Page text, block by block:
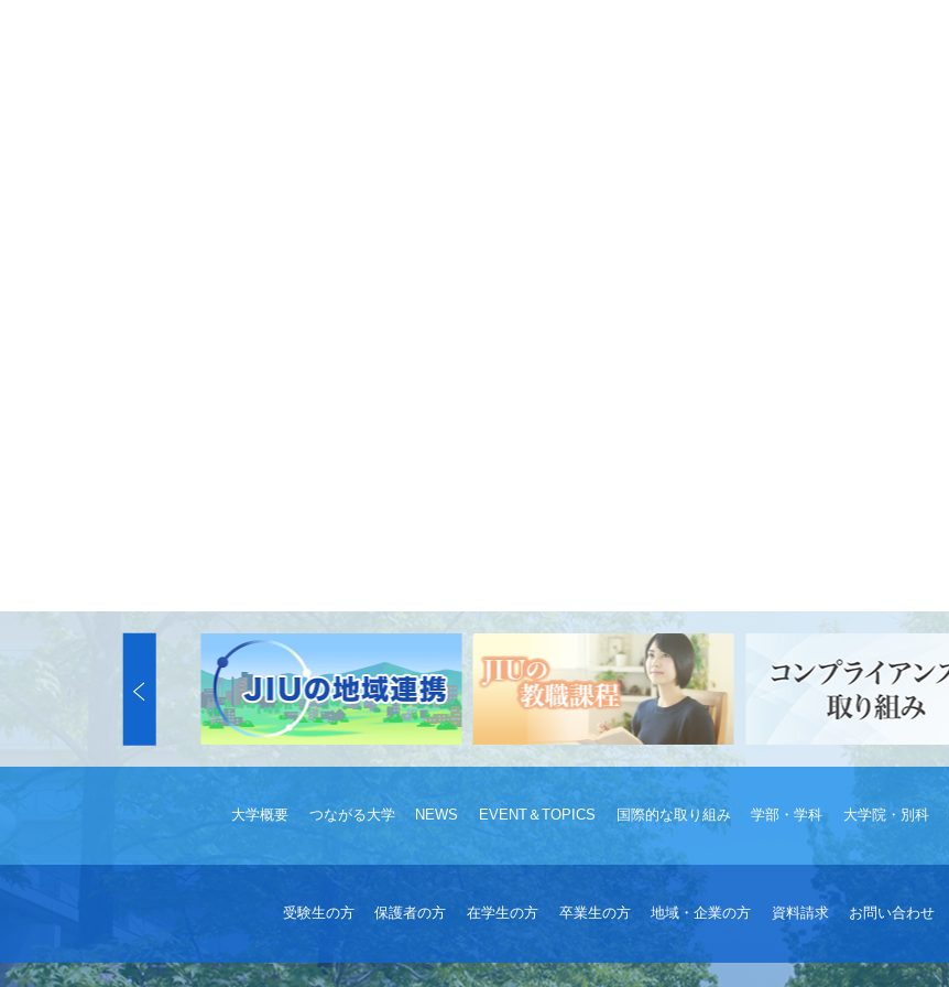
大学概要 つながる大学 NEWS EVENT＆TOPICS 国際的な取り組み 学部・学科 大学院・別科
受験生の方 保護者の方 在学生の方 卒業生の方 地域・企業の方 資料請求 お問い合わせ